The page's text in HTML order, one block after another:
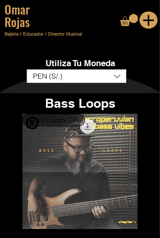
Omar
Rojas
Bajista / Educador / Director Musical
Utiliza Tu Moneda
PEN (S/.)
Bass Loops OR
Bass Loops